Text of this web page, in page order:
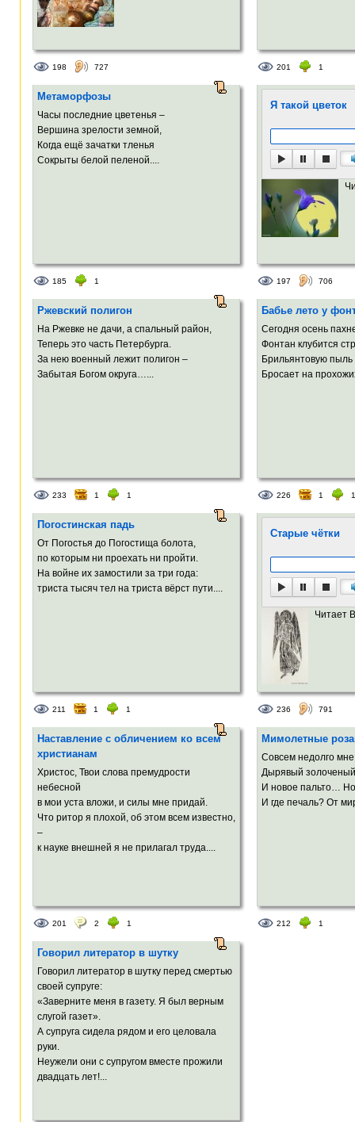
198 727 201 1
Метаморфозы
Часы последние цветенья –
Вершина зрелости земной,
Когда ещё зачатки тленья
Сокрыты белой пеленой....
185 1
Я такой цветок
197 706
Ржевский полигон
На Ржевке не дачи, а спальный район,
Теперь это часть Петербурга.
За нею военный лежит полигон –
Забытая Богом округа…...
233 1 1
Бабье лето у
Сегодня осень
Фонтан клубится
Брильянтовую
Бросает на
226 1 1
Погостинская падь
От Погостья до Погостища болота,
по которым ни проехать ни пройти.
На войне их замостили за три года:
триста тысяч тел на триста вёрст пути....
211 1 1
Старые чётки
Читает
236 791
Наставление с обличением ко всем
христианам
Христос, Твои слова премудрости
небесной
в мои уста вложи, и силы мне придай.
Что ритор я плохой, об этом всем известно,
–
к науке внешней я не прилагал труда....
201 2 1
Мимолетные
Совсем недолго мне
Дырявый
И новое пальто…
И где печаль? От
212 1
Говорил литератор в шутку
Говорил литератор в шутку перед смертью
своей супруге:
«Заверните меня в газету. Я был верным
слугой газет».
А супруга сидела рядом и его целовала
руки.
Неужели они с супругом вместе прожили
двадцать лет!...